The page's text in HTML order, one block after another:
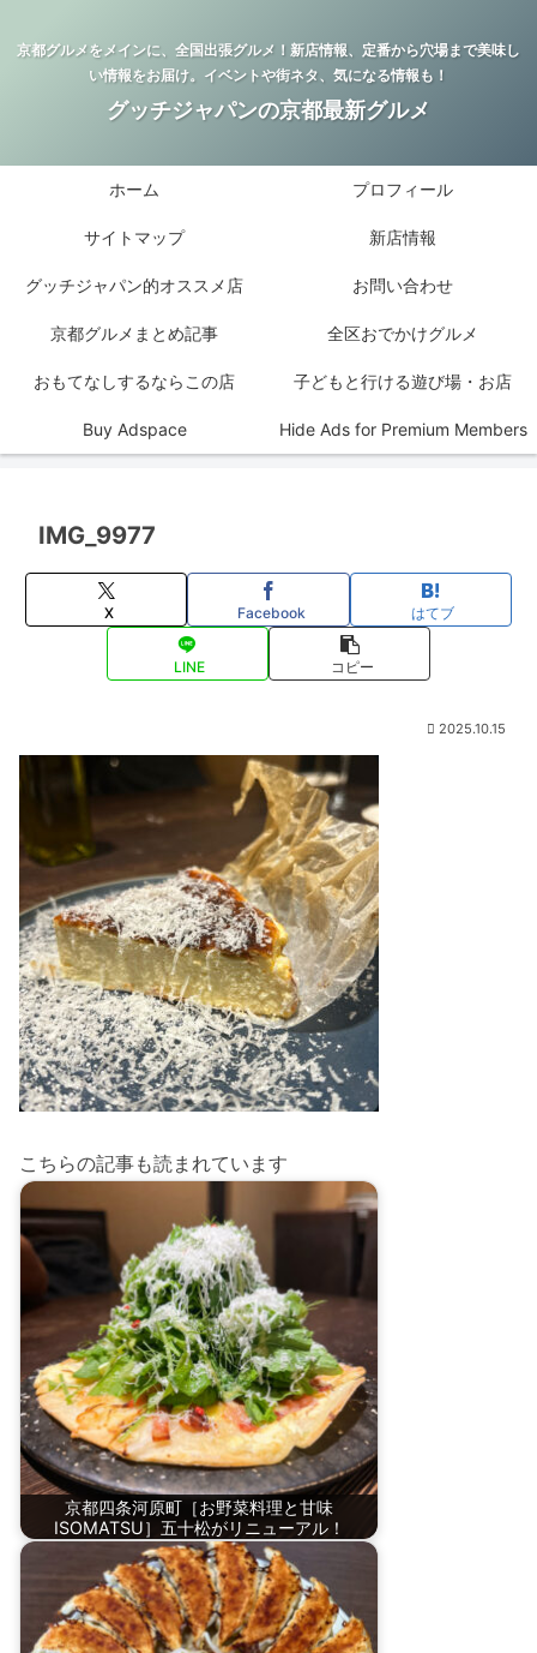
京都グルメをメインに、全国出張グルメ！新店情報、定番から穴場まで美味し
い情報をお届け。イベントや街ネタ、気になる情報も！
グッチジャパンの京都最新グルメ
ホーム プロフィール
サイトマップ 新店情報
グッチジャパン的オススメ店 お問い合わせ
京都グルメまとめ記事 全区おでかけグルメ
おもてなしするならこの店 子どもと行ける遊び場・お店
Buy Adspace Hide Ads for Premium Members
IMG_9977
X Facebook はてブ
LINE コピー
2025.10.15
こちらの記事も読まれています
京都四条河原町［お野菜料理と甘味
ISOMATSU］五十松がリニューアル！